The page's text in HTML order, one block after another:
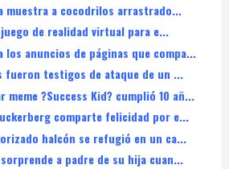
muestra a cocodrilos arrastrado...
de realidad virtual para e...
los anuncios de páginas que compa...
fueron testigos de ataque de un ...
meme ?Success Kid? cumplió 10 añ...
comparte felicidad por e...
halcón se refugió en un ca...
a padre de su hija cuan...